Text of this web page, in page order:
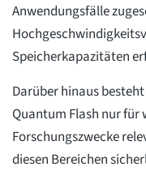
Anwendungsfälle
Speicherkapazitäten
Darüber hinaus
Quantum Flash nur für
Forschungszwecke
diesen Bereichen